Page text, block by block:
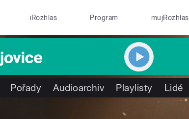
iRozhlas Program mujRozhlas
Pořady Audioarchiv Playlisty Lidé